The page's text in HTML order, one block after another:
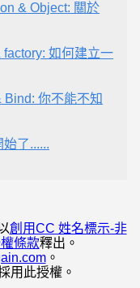
& Object: 關於
如何建立一
你不能不知
了......
創用CC 姓名標示-非
條款釋出。
。
用此授權。